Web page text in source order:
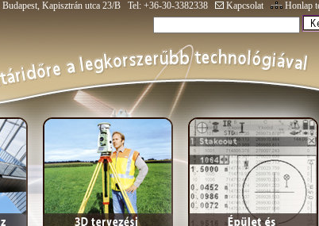
Kapisztrán utca 23/B Tel: +36-30-3382338 Kapcsolat Honlap